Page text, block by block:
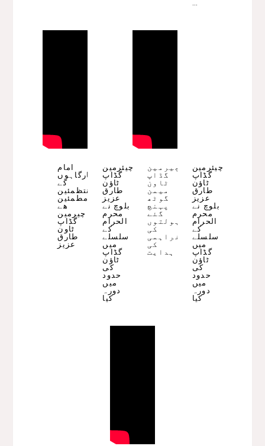
امام
بارگاہوں
کے
منتظمئین
مطمئین
ھے
چیرمین
گڈاپ
ٹاون
طارق
عزیز
چیئرمین
گڈاپ
ٹاؤن
طارق
عزیز
بلوچ نے
محرم
الحرام
کے
سلسلے
میں
گڈاپ
ٹاؤن
کی
حدود
میں
دورہ
کیا
چیرمین
گڈاپ
ٹاون
میمن
گوٹھ
پہنچ
گئے
سہولتوں
کی
فراہمی
کی
ہدایت
چیئرمین
گڈاپ
ٹاؤن
طارق
عزیز
بلوچ نے
محرم
الحرام
کے
سلسلے
میں
گڈاپ
ٹاؤن
کی
حدود
میں
دورہ
کیا